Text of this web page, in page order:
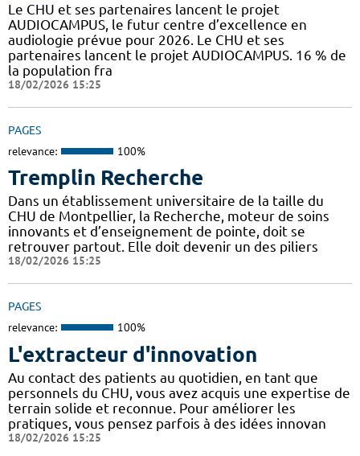
Le CHU et ses partenaires lancent le projet
AUDIOCAMPUS, le futur centre d’excellence en
audiologie prévue pour 2026. Le CHU et ses
partenaires lancent le projet AUDIOCAMPUS. 16 % de
la population fra
18/02/2026 15:25
PAGES
relevance: 100%
Tremplin Recherche
Dans un établissement universitaire de la taille du
CHU de Montpellier, la Recherche, moteur de soins
innovants et d’enseignement de pointe, doit se
retrouver partout. Elle doit devenir un des piliers
18/02/2026 15:25
PAGES
relevance: 100%
L'extracteur d'innovation
Au contact des patients au quotidien, en tant que
personnels du CHU, vous avez acquis une expertise de
terrain solide et reconnue. Pour améliorer les
pratiques, vous pensez parfois à des idées innovan
18/02/2026 15:25